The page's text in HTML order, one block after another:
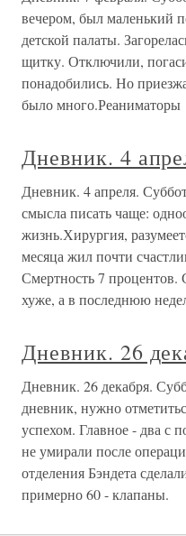
вечером, был маленький
детской палаты.
щитку. Отключили,
понадобились. Но
было много.Реаниматоры
Дневник. 4
Дневник. 4 апреля.
смысла писать чаще:
жизнь.Хирургия,
месяца жил почти
Смертность 7
хуже, а в последнюю
Дневник. 26
Дневник. 26 декабря.
дневник, нужно
успехом. Главное - два с
не умирали после
отделения Бэндета
примерно 60 - клапаны.